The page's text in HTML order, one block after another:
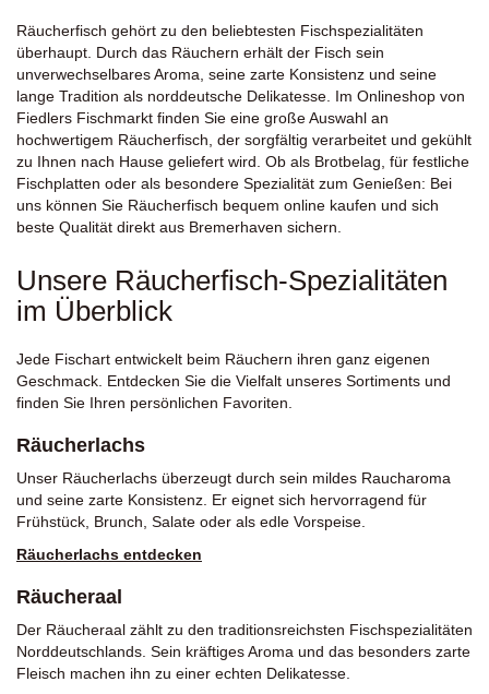
Räucherfisch gehört zu den beliebtesten Fischspezialitäten
überhaupt. Durch das Räuchern erhält der Fisch sein
unverwechselbares Aroma, seine zarte Konsistenz und seine
lange Tradition als norddeutsche Delikatesse. Im Onlineshop von
Fiedlers Fischmarkt finden Sie eine große Auswahl an
hochwertigem Räucherfisch, der sorgfältig verarbeitet und gekühlt
zu Ihnen nach Hause geliefert wird. Ob als Brotbelag, für festliche
Fischplatten oder als besondere Spezialität zum Genießen: Bei
uns können Sie Räucherfisch bequem online kaufen und sich
beste Qualität direkt aus Bremerhaven sichern.
Unsere Räucherfisch-Spezialitäten
im Überblick
Jede Fischart entwickelt beim Räuchern ihren ganz eigenen
Geschmack. Entdecken Sie die Vielfalt unseres Sortiments und
finden Sie Ihren persönlichen Favoriten.
Räucherlachs
Unser Räucherlachs überzeugt durch sein mildes Raucharoma
und seine zarte Konsistenz. Er eignet sich hervorragend für
Frühstück, Brunch, Salate oder als edle Vorspeise.
Räucherlachs entdecken
Räucheraal
Der Räucheraal zählt zu den traditionsreichsten Fischspezialitäten
Norddeutschlands. Sein kräftiges Aroma und das besonders zarte
Fleisch machen ihn zu einer echten Delikatesse.